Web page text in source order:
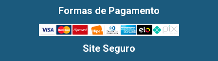
Formas de Pagamento
Site Seguro